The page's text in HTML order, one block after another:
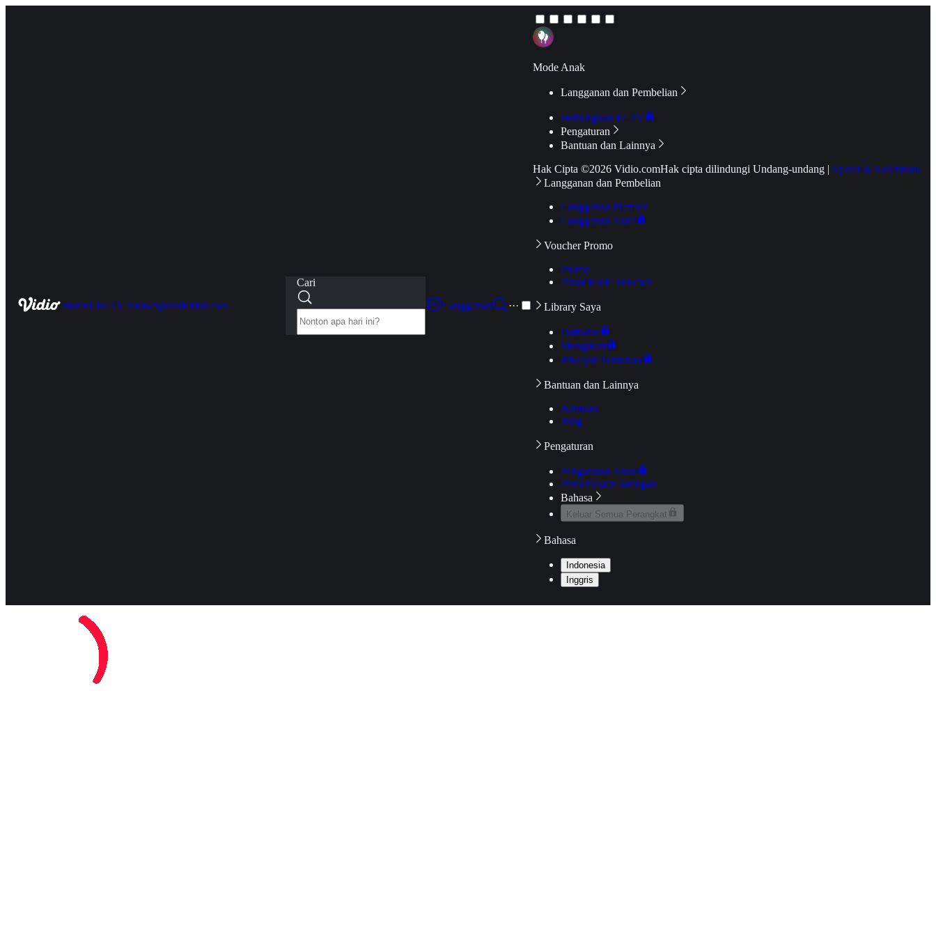
HomeLiveTV ShowSportsKidsNews
Cari
Langganan
···
Mode Anak
Langganan dan Pembelian
Hubungkan ke TV
Pengaturan
Bantuan dan Lainnya
Hak Cipta ©2026 Vidio.comHak cipta dilindungi Undang-undang | Syarat & Ketentuan
Langganan dan Pembelian
Langganan Premier
Langganan Aktif
Voucher Promo
Promo
Pakai Kode Voucher
Library Saya
Daftarku
Mengikuti
Riwayat Tontonan
Bantuan dan Lainnya
Bantuan
Blog
Pengaturan
Pengaturan Akun
Pemeriksaan Jaringan
Bahasa
Keluar Semua Perangkat
Bahasa
Indonesia
Inggris